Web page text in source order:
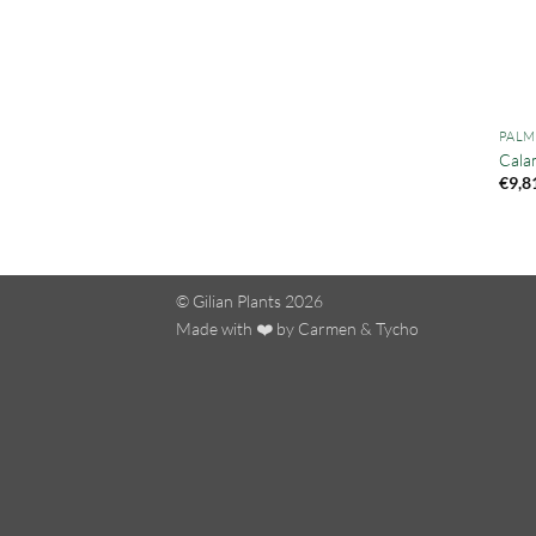
€
© Gilian Plants 2026
Made with ❤️ by Carmen & Tycho